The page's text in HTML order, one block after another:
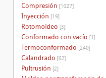
Compresión [1027]
Inyección [19]
Rotomoldeo [3]
Conformado con vacío [1]
Termoconformado [240]
Calandrado [62]
Pultrusión [2]